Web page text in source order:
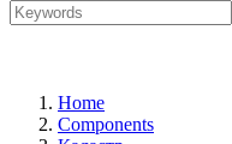
Home
Components